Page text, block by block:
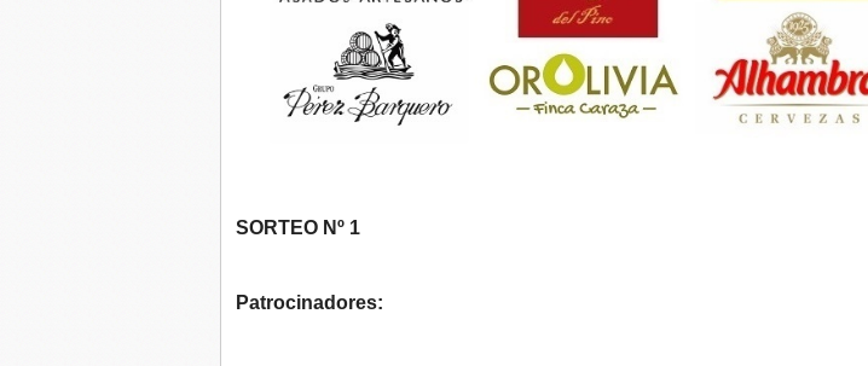
SORTEO Nº 1
Patrocinadores: